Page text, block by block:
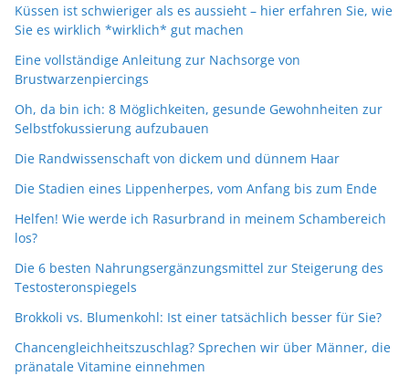
Küssen ist schwieriger als es aussieht – hier erfahren Sie, wie
Sie es wirklich *wirklich* gut machen
Eine vollständige Anleitung zur Nachsorge von
Brustwarzenpiercings
Oh, da bin ich: 8 Möglichkeiten, gesunde Gewohnheiten zur
Selbstfokussierung aufzubauen
Die Randwissenschaft von dickem und dünnem Haar
Die Stadien eines Lippenherpes, vom Anfang bis zum Ende
Helfen! Wie werde ich Rasurbrand in meinem Schambereich
los?
Die 6 besten Nahrungsergänzungsmittel zur Steigerung des
Testosteronspiegels
Brokkoli vs. Blumenkohl: Ist einer tatsächlich besser für Sie?
Chancengleichheitszuschlag? Sprechen wir über Männer, die
pränatale Vitamine einnehmen